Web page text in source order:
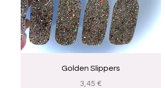
Aperçu rapide
Golden Slippers
Prix
3,45 €